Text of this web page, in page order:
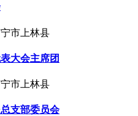
市上林县
大会主席团
市上林县
支部委员会